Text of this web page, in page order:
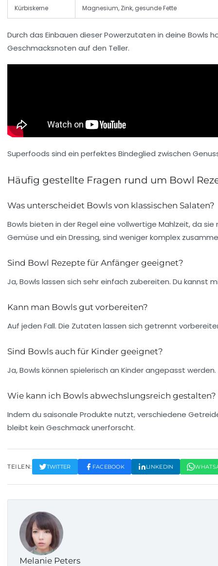
Kürbiskerne Magnesium, Zink, gesunde Fette
Durch das Einbauen dieser Powerzutaten in deine Bowls
Geschmacksnoten auf den Teller.
Superfoods sind ein perfektes Bindeglied zwischen
Häufig gestellte Fragen rund um Bowl
Was unterscheidet Bowls von klassischen Salaten?
Bowls bieten in der Regel eine vollwertige Mahlzeit, da
Gemüse und ein Dressing, sind weniger komplex
Sind Bowl Rezepte für Anfänger geeignet?
Ja, Bowls lassen sich sehr einfach zubereiten. Du
Kann man Bowls gut vorbereiten?
Auf jeden Fall. Die Zutaten lassen sich getrennt
Sind Bowls auch für Kinder geeignet?
Ja, Bowls können spielerisch an Kinder angepasst
Wie kann ich Bowls abwechslungsreich gestalten?
Indem du saisonale Produkte nutzt, verschiedene
bleibt kein Geschmack unerforscht.
TEILEN: TWITTER FACEBOOK LINKEDIN
Melanie Peters